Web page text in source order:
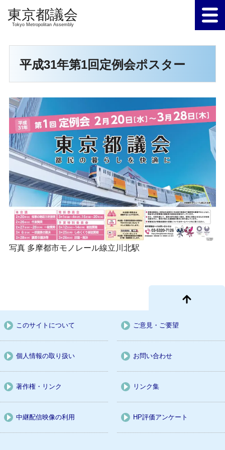
Tokyo Metropolitan Assembly
平成31年第1回定例会ポスター
写真 多摩都市モノレール線立川北駅
このサイトについて ご意見・ご要望
個人情報の取り扱い お問い合わせ
著作権・リンク リンク集
中継配信映像の利用 HP評価アンケート